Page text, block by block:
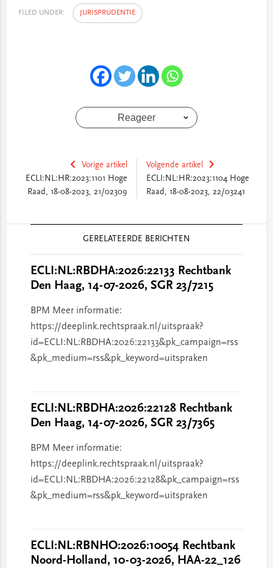
FILED UNDER: JURISPRUDENTIE
Reageer
Vorige artikel
ECLI:NL:HR:2023:1101 Hoge
Raad, 18-08-2023, 21/02309
Volgende artikel
ECLI:NL:HR:2023:1104 Hoge
Raad, 18-08-2023, 22/03241
GERELATEERDE BERICHTEN
ECLI:NL:RBDHA:2026:22133 Rechtbank
Den Haag, 14-07-2026, SGR 23/7215
BPM Meer informatie:
https://deeplink.rechtspraak.nl/uitspraak?
id=ECLI:NL:RBDHA:2026:22133&pk_campaign=rss
&pk_medium=rss&pk_keyword=uitspraken
ECLI:NL:RBDHA:2026:22128 Rechtbank
Den Haag, 14-07-2026, SGR 23/7365
BPM Meer informatie:
https://deeplink.rechtspraak.nl/uitspraak?
id=ECLI:NL:RBDHA:2026:22128&pk_campaign=rss
&pk_medium=rss&pk_keyword=uitspraken
ECLI:NL:RBNHO:2026:10054 Rechtbank
Noord-Holland, 10-03-2026, HAA-22_126